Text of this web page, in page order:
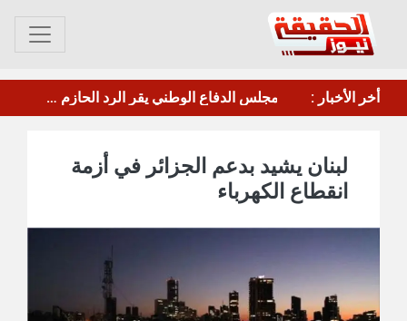
أخر الأخبار : مأرب.. الحوثي يقصف معسكر"صحن الجنّ" بالصواريخ والطائرات المسيرة
لبنان يشيد بدعم الجزائر في أزمة
انقطاع الكهرباء